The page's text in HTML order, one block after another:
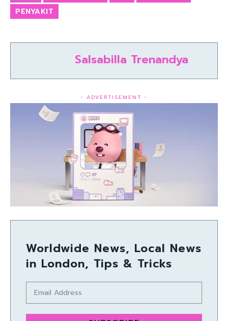
PENYAKIT
Salsabilla Trenandya
- ADVERTISEMENT -
Worldwide News, Local News
in London, Tips & Tricks